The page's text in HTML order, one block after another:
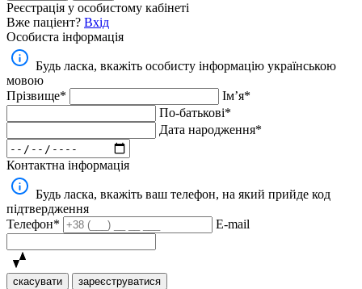
Реєстрація у особистому кабінеті
Вже паціент? Вхід
Особиста інформація
Будь ласка, вкажіть особисту інформацію українською
мовою
Прізвище*
Імʼя*
По-батькові*
Дата народження*
Контактна інформація
Будь ласка, вкажіть ваш телефон, на який прийде код
підтвердження
Телефон*
E-mail
скасувати зареєструватися